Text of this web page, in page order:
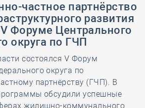
частное партнёрство
развития
Форуме Центрального
округа по ГЧП
состоялся V Форум
округа по
партнёрству (ГЧП). В
обсудили успешные
жилищно-коммунального